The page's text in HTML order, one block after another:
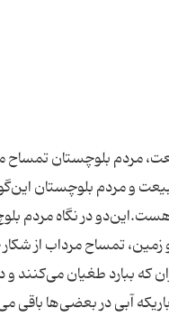
مردم بلوچستان
و مردم بلوچستان
در نگاه مردم بلوچ
تمساح‌ مرداب از شکار
که ببارد طغیان می‌کنند
آبی در بعضی‌ها باقی